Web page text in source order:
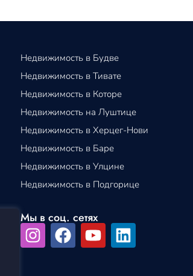
Недвижимость в Будве
Недвижимость в Тивате
Недвижимость в Которе
Недвижимость на Луштице
Недвижимость в Херцег-Нови
Недвижимость в Баре
Недвижимость в Улцине
Недвижимость в Подгорице
Мы в соц. сетях